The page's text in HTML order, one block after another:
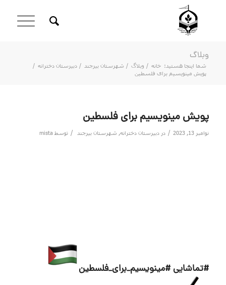
وبلاگ
شما اینجا هستید: خانه / وبلاگ / شهرستان بیرجند / دبیرستان دخترانه /
پویش مینویسیم برای فلسطین
پویش مینویسیم برای فلسطین
نوامبر 13, 2023 / در دبیرستان دخترانه, شهرستان بیرجند / توسط mista
#تماشایی #مینویسیم_برای_فلسطین